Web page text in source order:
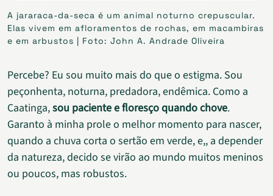
A jararaca-da-seca é um animal noturno crepuscular.
Elas vivem em afloramentos de rochas, em macambiras
e em arbustos | Foto: John A. Andrade Oliveira
Percebe? Eu sou muito mais do que o estigma. Sou
peçonhenta, noturna, predadora, endêmica. Como a
Caatinga,sou paciente e floresço quando chove.
Garanto à minha prole o melhor momento para nascer,
quando a chuva corta o sertão em verde, e,, a depender
da natureza, decido se virão ao mundo muitos meninos
ou poucos, mas robustos.